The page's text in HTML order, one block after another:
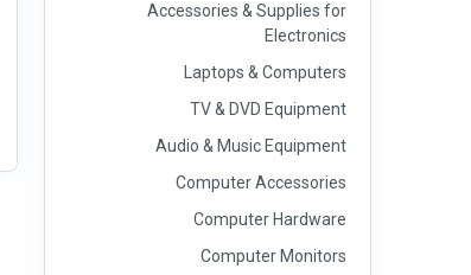
Accessories & Supplies for
Electronics
Laptops & Computers
TV & DVD Equipment
Audio & Music Equipment
Computer Accessories
Computer Hardware
Computer Monitors